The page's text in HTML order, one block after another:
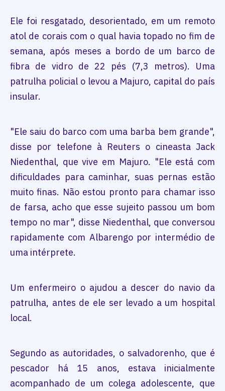
Ele foi resgatado, desorientado, em um remoto
atol de corais com o qual havia topado no fim de
semana, após meses a bordo de um barco de
fibra de vidro de 22 pés (7,3 metros). Uma
patrulha policial o levou a Majuro, capital do país
insular.
"Ele saiu do barco com uma barba bem grande",
disse por telefone à Reuters o cineasta Jack
Niedenthal, que vive em Majuro. "Ele está com
dificuldades para caminhar, suas pernas estão
muito finas. Não estou pronto para chamar isso
de farsa, acho que esse sujeito passou um bom
tempo no mar", disse Niedenthal, que conversou
rapidamente com Albarengo por intermédio de
uma intérprete.
Um enfermeiro o ajudou a descer do navio da
patrulha, antes de ele ser levado a um hospital
local.
Segundo as autoridades, o salvadorenho, que é
pescador há 15 anos, estava inicialmente
acompanhado de um colega adolescente, que